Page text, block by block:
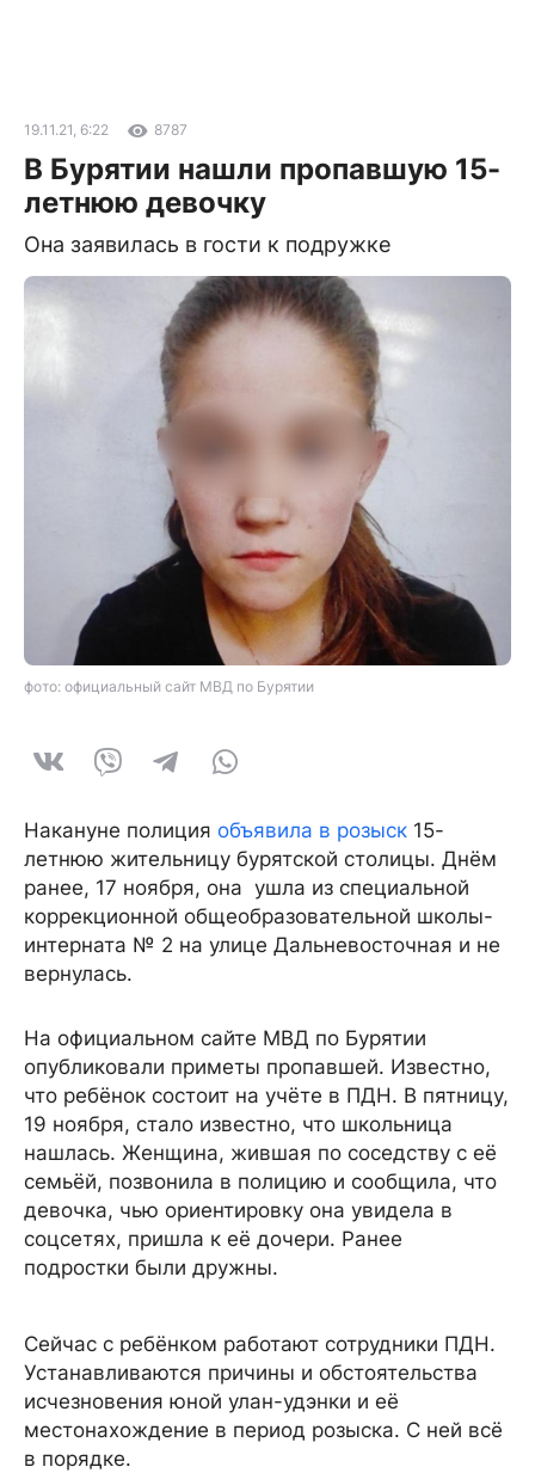
19.11.21, 6:22 8787
В Бурятии нашли пропавшую 15-
летнюю девочку
Она заявилась в гости к подружке
фото: официальный сайт МВД по Бурятии
Накануне полиция объявила в розыск 15-
летнюю жительницу бурятской столицы. Днём
ранее, 17 ноября, она ушла из специальной
коррекционной общеобразовательной школы-
интерната № 2 на улице Дальневосточная и не
вернулась.
На официальном сайте МВД по Бурятии
опубликовали приметы пропавшей. Известно,
что ребёнок состоит на учёте в ПДН. В пятницу,
19 ноября, стало известно, что школьница
нашлась. Женщина, жившая по соседству с её
семьёй, позвонила в полицию и сообщила, что
девочка, чью ориентировку она увидела в
соцсетях, пришла к её дочери. Ранее
подростки были дружны.
Сейчас с ребёнком работают сотрудники ПДН.
Устанавливаются причины и обстоятельства
исчезновения юной улан-удэнки и её
местонахождение в период розыска. С ней всё
в порядке.